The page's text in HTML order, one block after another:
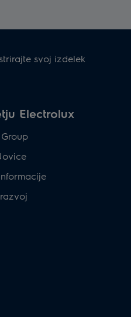
svoj izdelek
Electrolux